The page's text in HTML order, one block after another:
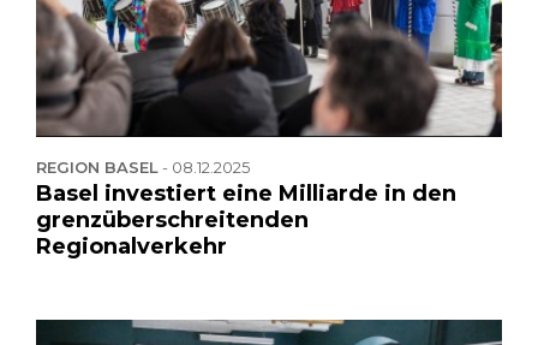
REGION BASEL- 08.12.2025
Basel investiert eine Milliarde in den
grenzüberschreitenden
Regionalverkehr